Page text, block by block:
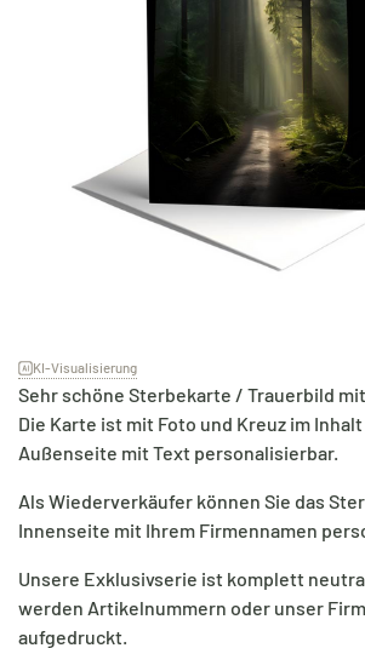
KI-Visualisierung
Sehr schöne Sterbekarte / Trauerbild
Die Karte ist mit Foto und Kreuz im
Außenseite mit Text personalisierbar.
Als Wiederverkäufer können Sie das
Innenseite mit Ihrem Firmennamen
Unsere Exklusivserie ist komplett
werden Artikelnummern oder unser
aufgedruckt.